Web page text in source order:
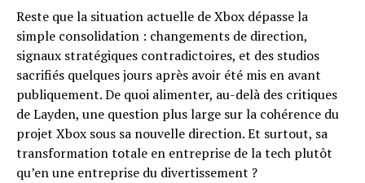
Reste que la situation actuelle de Xbox dépasse la
simple consolidation : changements de direction,
signaux stratégiques contradictoires, et des studios
sacrifiés quelques jours après avoir été mis en avant
publiquement. De quoi alimenter, au-delà des critiques
de Layden, une question plus large sur la cohérence du
projet Xbox sous sa nouvelle direction. Et surtout, sa
transformation totale en entreprise de la tech plutôt
qu’en une entreprise du divertissement ?